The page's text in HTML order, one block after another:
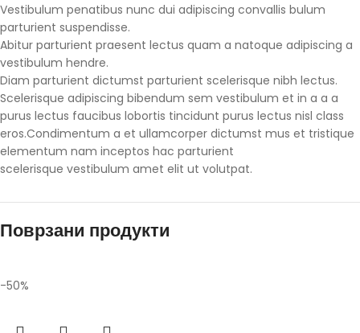
Vestibulum penatibus nunc dui adipiscing convallis bulum
parturient suspendisse.
Abitur parturient praesent lectus quam a natoque adipiscing a
vestibulum hendre.
Diam parturient dictumst parturient scelerisque nibh lectus.
Scelerisque adipiscing bibendum sem vestibulum et in a a a
purus lectus faucibus lobortis tincidunt purus lectus nisl class
eros.Condimentum a et ullamcorper dictumst mus et tristique
elementum nam inceptos hac parturient
scelerisque vestibulum amet elit ut volutpat.
Поврзани продукти
-50%